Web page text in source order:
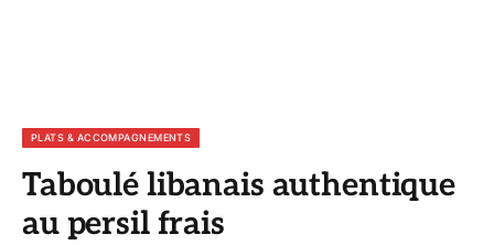
PLATS & ACCOMPAGNEMENTS
Taboulé libanais authentique
au persil frais